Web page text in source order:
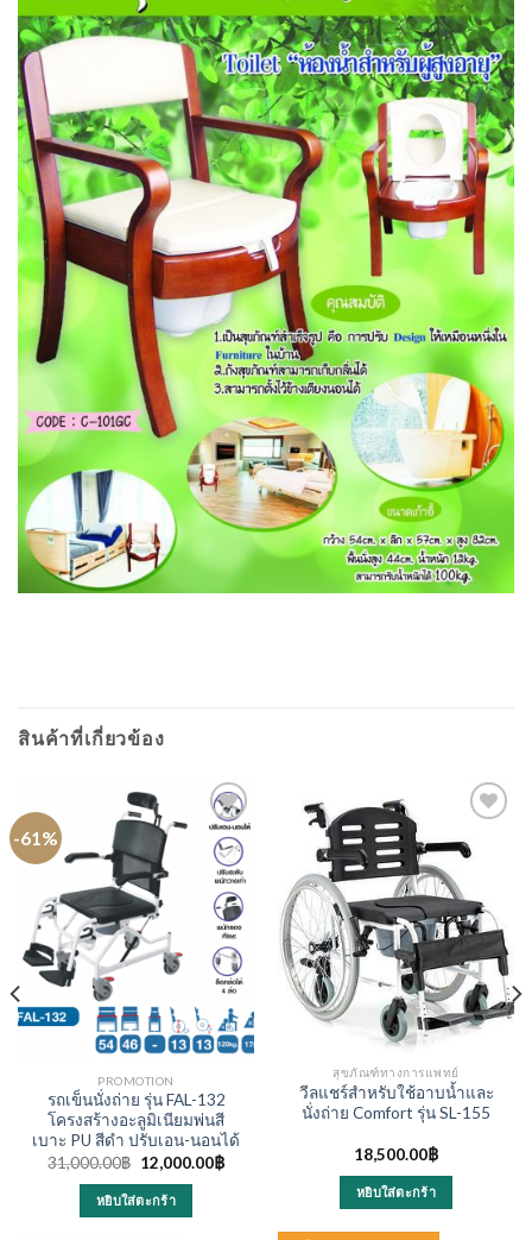
สินค้าที่เกี่ยวข้อง
-61%
PROMOTION
รถเข็นนั่งถ่าย รุ่น FAL-132
โครงสร้างอะลูมิเนียมพ่นสี
เบาะ PU สีดำ ปรับเอน-นอนได้
31,000.00฿ Original
price
was:
31,000.00฿.
12,000.00฿Current
หยิบใส่ตะกร้า
สุขภัณฑ์ทางการแพทย์
วีลแชร์สำหรับใช้อาบน้ำและ
นั่งถ่าย Comfort รุ่น SL-155
18,500.00฿
หยิบใส่ตะกร้า